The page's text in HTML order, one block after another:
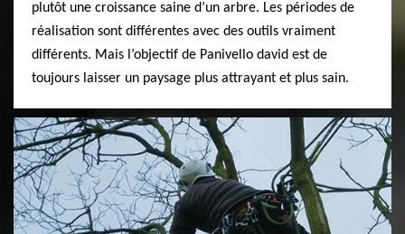
plutôt une croissance saine d’un arbre. Les périodes de
réalisation sont différentes avec des outils vraiment
différents. Mais l’objectif de Panivello david est de
toujours laisser un paysage plus attrayant et plus sain.